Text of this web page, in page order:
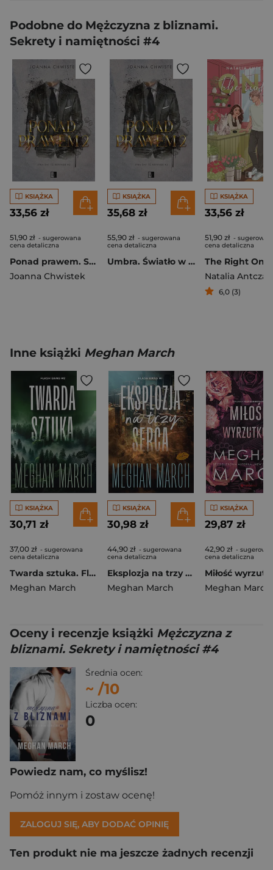
Podobne do Mężczyzna z bliznami.
Sekrety i namiętności #4
KSIĄŻKA
33,56 zł
51,90 zł - sugerowana
cena detaliczna
Ponad prawem. Straight to Revenge. Tom 2
Joanna Chwistek
KSIĄŻKA
35,68 zł
55,90 zł - sugerowana
cena detaliczna
Umbra. Światło w ciemności. Synowie Umbry. Tom 2
KSIĄŻKA
33,56 zł
51,90 zł -
cena detaliczna
The Right One
Natalia Antczak
6,0 (3)
Inne książki Meghan March
KSIĄŻKA
30,71 zł
37,00 zł - sugerowana
cena detaliczna
Twarda sztuka. Flash Bang. Tom 2
Meghan March
KSIĄŻKA
30,98 zł
44,90 zł - sugerowana
cena detaliczna
Eksplozja na trzy serca. Flash Bang. Tom 1
Meghan March
KSIĄŻKA
29,87 zł
42,90 zł -
cena detaliczna
Meghan March
Oceny i recenzje książki Mężczyzna z
bliznami. Sekrety i namiętności #4
Średnia ocen:
~ /10
Liczba ocen:
0
Powiedz nam, co myślisz!
Pomóż innym i zostaw ocenę!
ZALOGUJ SIĘ, ABY DODAĆ OPINIĘ
Ten produkt nie ma jeszcze żadnych recenzji